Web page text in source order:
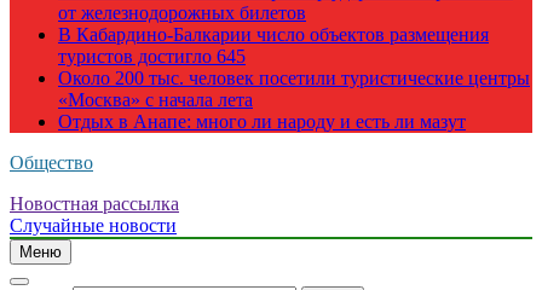
от железнодорожных билетов
В Кабардино-Балкарии число объектов размещения
туристов достигло 645
Около 200 тыс. человек посетили туристические центры
«Москва» с начала лета
Отдых в Анапе: много ли народу и есть ли мазут
Общество
Новостная рассылка
Случайные новости
Меню